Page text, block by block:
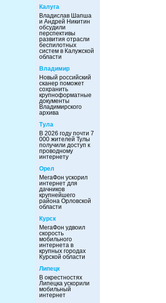
Калуга
Владислав Шапша
и Андрей Никитин
обсудили
перспективы
развития отрасли
беспилотных
систем в Калужской
области
Владимир
Новый российский
сканер поможет
сохранить
крупноформатные
документы
Владимирского
архива
Тула
В 2026 году почти 7
000 жителей Тулы
получили доступ к
проводному
интернету
Орел
МегаФон ускорил
интернет для
дачников
крупнейшего
района Орловской
области
Курск
МегаФон удвоил
скорость
мобильного
интернета в
крупных городах
Курской области
Липецк
В окрестностях
Липецка ускорили
мобильный
интернет